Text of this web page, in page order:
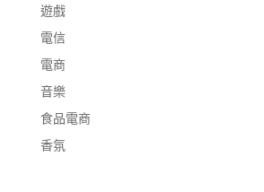
遊戲
電信
電商
音樂
食品電商
香氛